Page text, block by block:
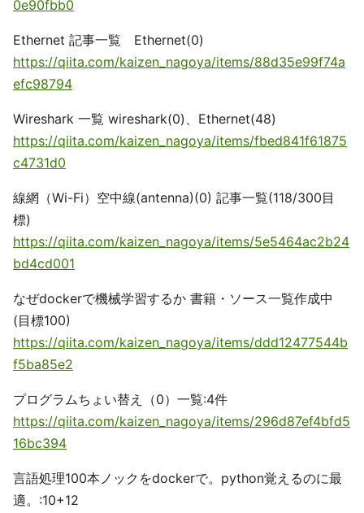
0e90fbb0
Ethernet 記事一覧 Ethernet(0)
https://qiita.com/kaizen_nagoya/items/88d35e99f74a
efc98794
Wireshark 一覧 wireshark(0)、Ethernet(48)
https://qiita.com/kaizen_nagoya/items/fbed841f61875
c4731d0
線網（Wi-Fi）空中線(antenna)(0) 記事一覧(118/300目
標)
https://qiita.com/kaizen_nagoya/items/5e5464ac2b24
bd4cd001
なぜdockerで機械学習するか 書籍・ソース一覧作成中
(目標100)
https://qiita.com/kaizen_nagoya/items/ddd12477544b
f5ba85e2
プログラムちょい替え（0）一覧:4件
https://qiita.com/kaizen_nagoya/items/296d87ef4bfd5
16bc394
言語処理100本ノックをdockerで。python覚えるのに最
適。:10+12